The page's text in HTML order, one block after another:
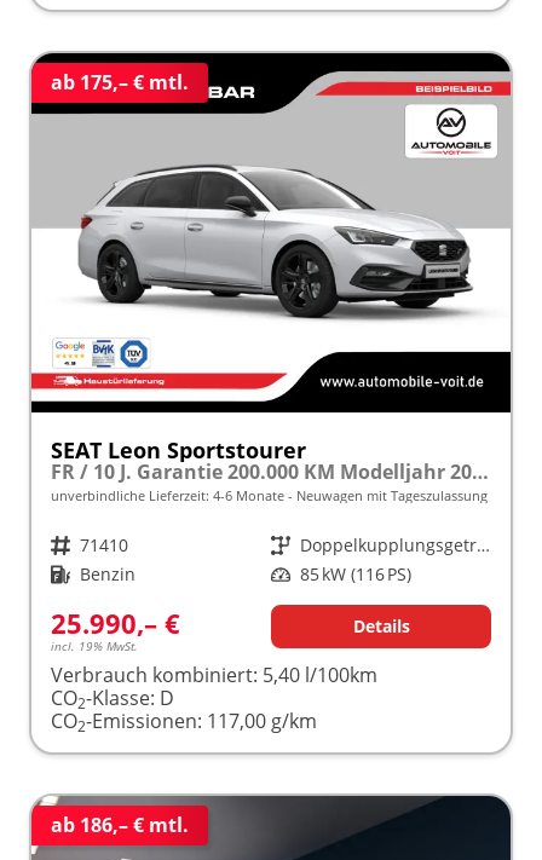
ab 175,– € mtl.
SEAT Leon Sportstourer
FR / 10 J. Garantie 200.000 KM Modelljahr 2027 1.5 TSI 115PS DSG frei konfigurierbar!
unverbindliche Lieferzeit: 4-6 Monate Neuwagen mit Tageszulassung
Fahrzeugnr. 71410 Getriebe
Doppelkupplungsgetriebe (DSG)
Kraftstoff Benzin Leistung 85 kW (116 PS)
25.990,– €
incl. 19% MwSt.
Details
Verbrauch kombiniert: 5,40 l/100km
CO2-Klasse: D
CO2-Emissionen: 117,00 g/km
ab 186,– € mtl.